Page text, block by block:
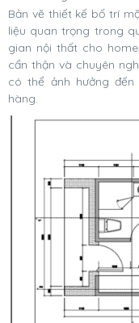
Bản vẽ thiết kế bố trí
liệu quan trọng trong
gian nội thất cho
cẩn thận và chuyên
có thể ảnh hưởng
hàng.